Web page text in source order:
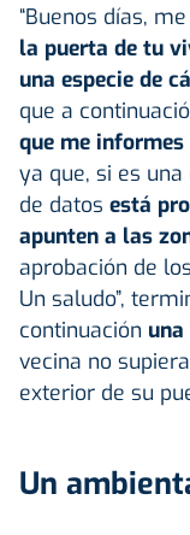
“Buenos días,
la puerta de tu
una especie de
que a
que me
ya que, si es
de datos está
apunten a las
aprobación de
Un saludo”,
continuación
vecina no
exterior de su
Un